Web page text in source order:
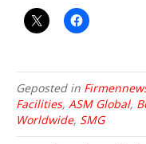
Geposted in
Facilities, ASM Global,
Worldwide, SMG